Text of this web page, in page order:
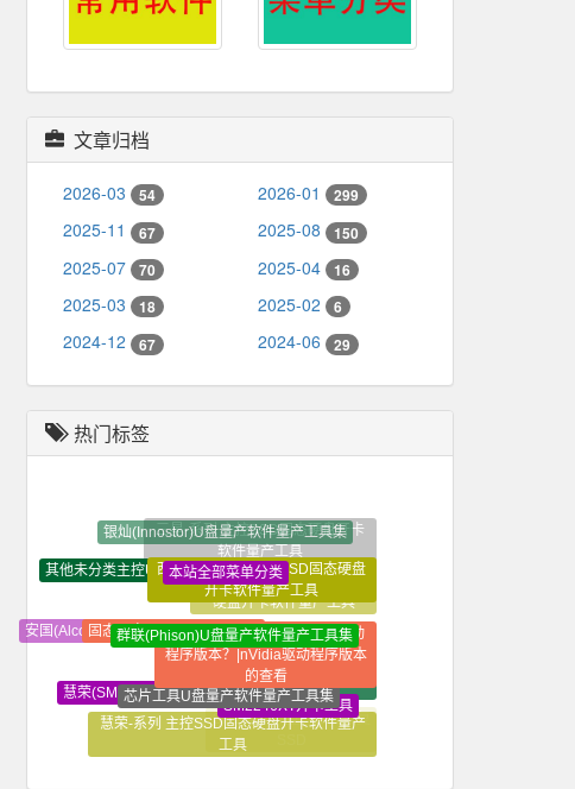
文章归档
2026-03 54 2026-01 299
2025-11 67 2025-08 150
2025-07 70 2025-04 16
2025-03 18 2025-02 6
2024-12 67 2024-06 29
热门标签
慧荣-系列 主控SSD固态硬盘开卡软件量产
工具
固态硬盘开卡维修常识性知识
SM2246XT量产工具修复
SM2246XT开卡工具
芯片工具U盘量产软件量产工具集
慧荣(SMI)U盘量产软件量产工具集
群联-系列 主控SSD固态硬盘开卡软件量产工具
装机必备软件_常用软件_
精选软件大全_纯净定制软
件
win10系统如何查看NVidia驱动
程序版本？|nVidia驱动程序版本
的查看
群联(Phison)U盘量产软件量产工具集
固态硬盘开卡教程视频教程
安国(Alcor)U盘量产软件量产工具集
金士顿-系列 主控SSD固态
硬盘开卡软件量产工具
西部数据-系列 主控SSD固态硬盘
开卡软件量产工具
本站全部菜单分类
其他未分类主控U盘量产软件量产工具集
三星-系列 主控SSD固态硬盘开卡
软件量产工具
银灿(Innostor)U盘量产软件量产工具集